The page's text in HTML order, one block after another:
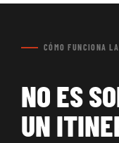
CÓMO FUNCIONA
NO ES
UN